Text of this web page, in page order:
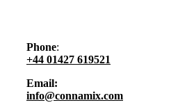
Phone:
+44 01427 619521
Email:
info@connamix.com